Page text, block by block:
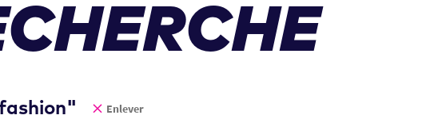
Enlever